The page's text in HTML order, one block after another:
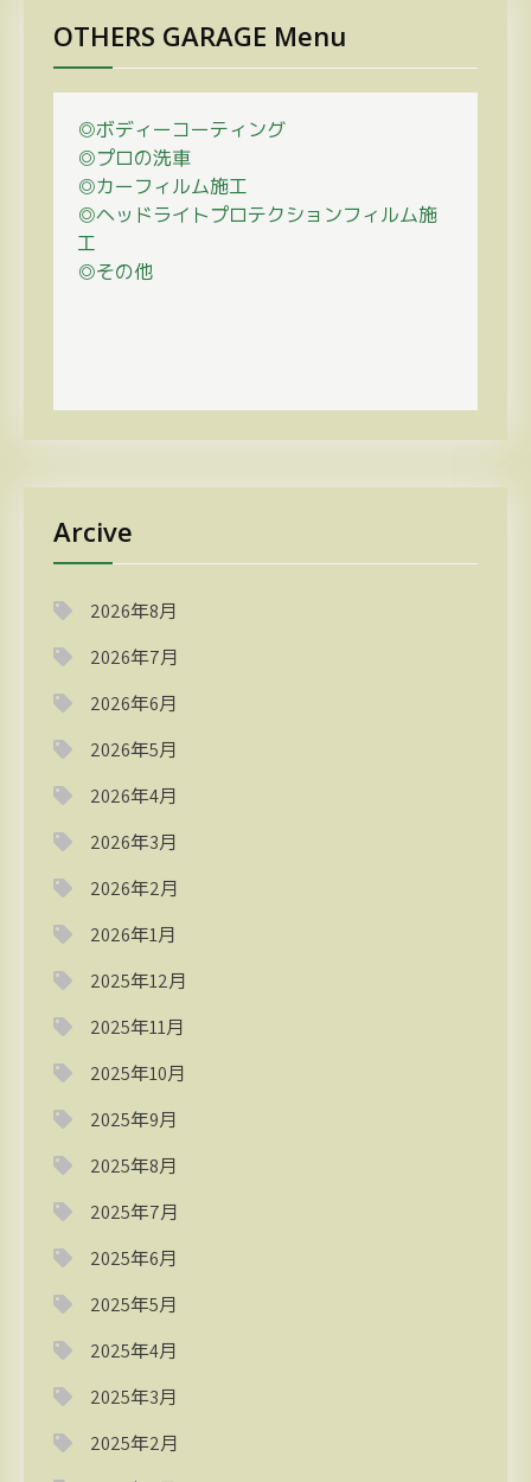
OTHERS GARAGE Menu
◎ボディーコーティング
◎プロの洗車
◎カーフィルム施工
◎ヘッドライトプロテクションフィルム施
工
◎その他
Arcive
2026年8月
2026年7月
2026年6月
2026年5月
2026年4月
2026年3月
2026年2月
2026年1月
2025年12月
2025年11月
2025年10月
2025年9月
2025年8月
2025年7月
2025年6月
2025年5月
2025年4月
2025年3月
2025年2月